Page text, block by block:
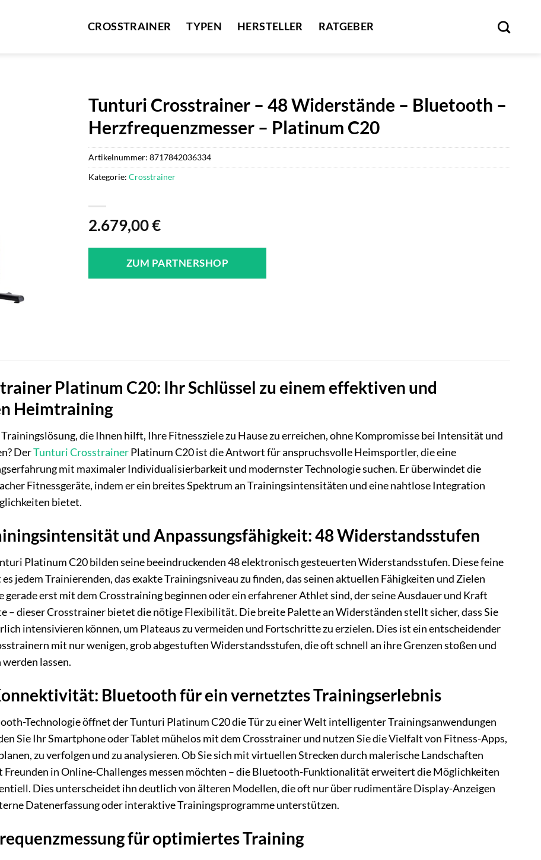
CROSSTRAINER TYPEN HERSTELLER RATGEBER
Tunturi Crosstrainer – 48 Widerstände – Bluetooth –
Herzfrequenzmesser – Platinum C20
2.679,00€
ZUM PARTNERSHOP
Artikelnummer:8717842036334
Kategorie:Crosstrainer
Platinum C20: Ihr Schlüssel zu einem effektiven und
Heimtraining
Trainingslösung, die Ihnen hilft, Ihre Fitnessziele zu Hause zu erreichen, ohne Kompromisse bei Intensität und
DerTunturiCrosstrainerPlatinum C20 ist die Antwort für anspruchsvolle Heimsportler, die eine
mit maximaler Individualisierbarkeit und modernster Technologie suchen. Er überwindet die
Fitnessgeräte, indem er ein breites Spektrum an Trainingsintensitäten und eine nahtlose Integration
bietet.
und Anpassungsfähigkeit: 48 Widerstandsstufen
Platinum C20 bilden seine beeindruckenden 48 elektronisch gesteuerten Widerstandsstufen. Diese feine
jedem Trainierenden, das exakte Trainingsniveau zu finden, das seinen aktuellen Fähigkeiten und Zielen
gerade erst mit dem Crosstraining beginnen oder ein erfahrener Athlet sind, der seine Ausdauer und Kraft
– dieser Crosstrainer bietet die nötige Flexibilität. Die breite Palette an Widerständen stellt sicher, dass Sie
intensivieren können, um Plateaus zu vermeiden und Fortschritte zu erzielen. Dies ist ein entscheidender
mit nur wenigen, grob abgestuften Widerstandsstufen, die oft schnell an ihre Grenzen stoßen und
lassen.
Bluetooth für ein vernetztes Trainingserlebnis
Technologie öffnet der Tunturi Platinum C20 die Tür zu einer Welt intelligenter Trainingsanwendungen
Sie Ihr Smartphone oder Tablet mühelos mit dem Crosstrainer und nutzen Sie die Vielfalt von Fitness-Apps,
zu verfolgen und zu analysieren. Ob Sie sich mit virtuellen Strecken durch malerische Landschaften
Freunden in Online-Challenges messen möchten – die Bluetooth-Funktionalität erweitert die Möglichkeiten
Dies unterscheidet ihn deutlich von älteren Modellen, die oft nur über rudimentäre Display-Anzeigen
Datenerfassung oder interaktive Trainingsprogramme unterstützen.
für optimiertes Training